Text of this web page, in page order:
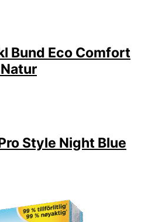
Bund Eco Comfort
Style Night Blue